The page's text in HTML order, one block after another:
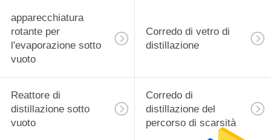
apparecchiatura
rotante per
l'evaporazione sotto
vuoto
Corredo di vetro di
distillazione
Reattore di
distillazione sotto
vuoto
Corredo di
distillazione del
percorso di scarsità